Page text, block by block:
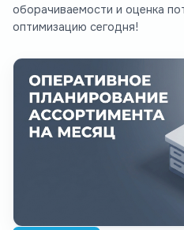
оборачиваемости и оценка
оптимизацию сегодня!